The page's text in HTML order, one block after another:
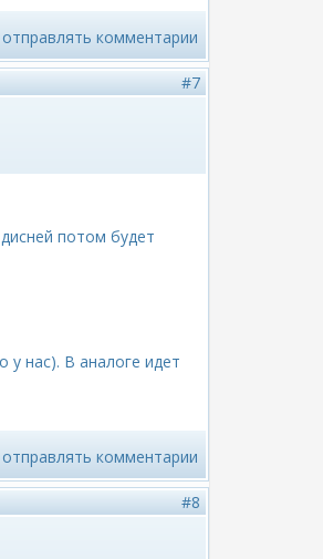
комментарии
#7
потом будет
у нас). В аналоге идет
комментарии
#8